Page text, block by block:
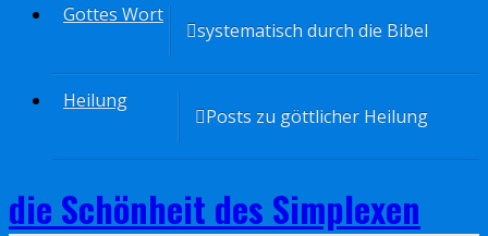
Gottes Wort
systematisch durch die Bibel
Heilung
Posts zu göttlicher Heilung
die Schönheit des Simplexen